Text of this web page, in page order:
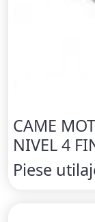
CAME
NIVEL 4
Piese